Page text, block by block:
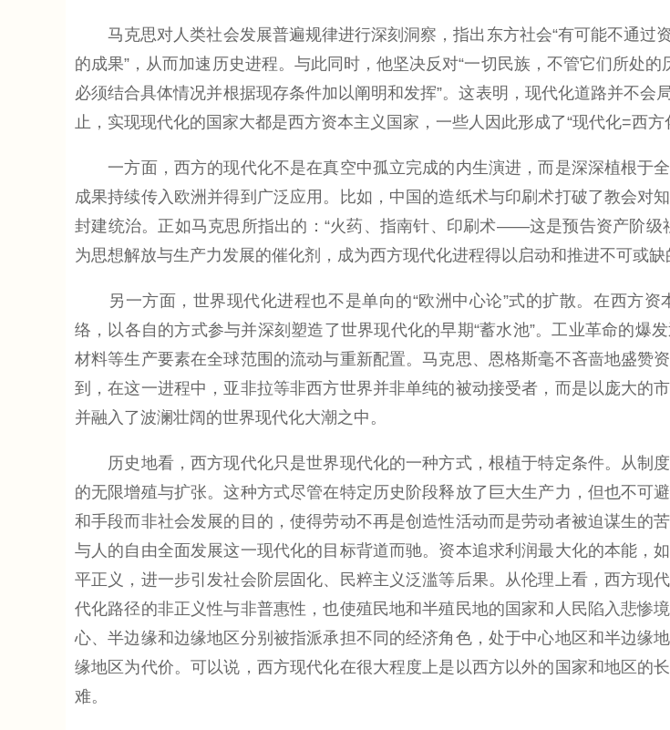
马克思对人类社会发展普遍规律进行深刻洞察，指出东方社会“有可能不通过
的成果”，从而加速历史进程。与此同时，他坚决反对“一切民族，不管它们所处
必须结合具体情况并根据现存条件加以阐明和发挥”。这表明，现代化道路并不
止，实现现代化的国家大都是西方资本主义国家，一些人因此形成了“现代化=西
一方面，西方的现代化不是在真空中孤立完成的内生演进，而是深深植根于
成果持续传入欧洲并得到广泛应用。比如，中国的造纸术与印刷术打破了教会对
封建统治。正如马克思所指出的：“火药、指南针、印刷术——这是预告资产阶
为思想解放与生产力发展的催化剂，成为西方现代化进程得以启动和推进不可或缺
另一方面，世界现代化进程也不是单向的“欧洲中心论”式的扩散。在西方资
络，以各自的方式参与并深刻塑造了世界现代化的早期“蓄水池”。工业革命的爆
材料等生产要素在全球范围的流动与重新配置。马克思、恩格斯毫不吝啬地盛赞
到，在这一进程中，亚非拉等非西方世界并非单纯的被动接受者，而是以庞大的
并融入了波澜壮阔的世界现代化大潮之中。
历史地看，西方现代化只是世界现代化的一种方式，根植于特定条件。从制
的无限增殖与扩张。这种方式尽管在特定历史阶段释放了巨大生产力，但也不可
和手段而非社会发展的目的，使得劳动不再是创造性活动而是劳动者被迫谋生的
与人的自由全面发展这一现代化的目标背道而驰。资本追求利润最大化的本能，
平正义，进一步引发社会阶层固化、民粹主义泛滥等后果。从伦理上看，西方现
代化路径的非正义性与非普惠性，也使殖民地和半殖民地的国家和人民陷入悲惨
心、半边缘和边缘地区分别被指派承担不同的经济角色，处于中心地区和半边缘
缘地区为代价。可以说，西方现代化在很大程度上是以西方以外的国家和地区的
难。